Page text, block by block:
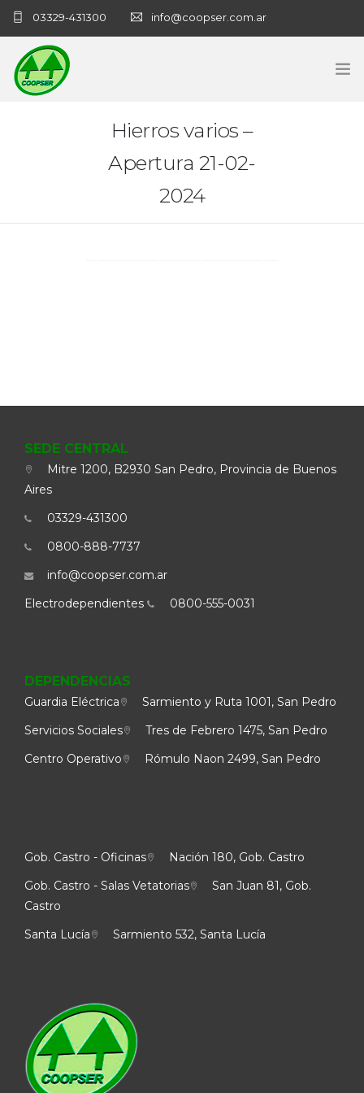
03329-431300 info@coopser.com.ar
Hierros varios –
Apertura 21-02-
2024
SEDE CENTRAL
Mitre 1200, B2930 San Pedro, Provincia de Buenos
Aires
03329-431300
0800-888-7737
info@coopser.com.ar
Electrodependientes
0800-555-0031
DEPENDENCIAS
Guardia Eléctrica
Sarmiento y Ruta 1001, San Pedro
Servicios Sociales
Tres de Febrero 1475, San Pedro
Centro Operativo
Rómulo Naon 2499, San Pedro
Gob. Castro - Oficinas
Nación 180, Gob. Castro
Gob. Castro - Salas Vetatorias
San Juan 81, Gob.
Castro
Santa Lucía
Sarmiento 532, Santa Lucía